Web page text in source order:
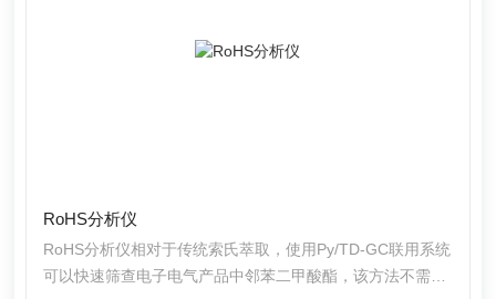
RoHS分析仪
RoHS分析仪相对于传统索氏萃取，使用Py/TD-GC联用系统
可以快速筛查电子电气产品中邻苯二甲酸酯，该方法不需要